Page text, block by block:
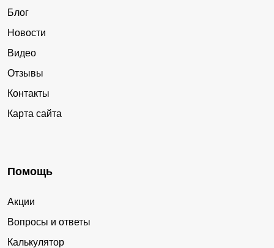
Блог
Новости
Видео
Отзывы
Контакты
Карта сайта
Помощь
Акции
Вопросы и ответы
Калькулятор